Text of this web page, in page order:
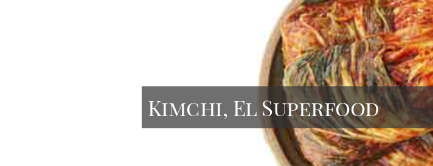
Kimchi, El Superfood